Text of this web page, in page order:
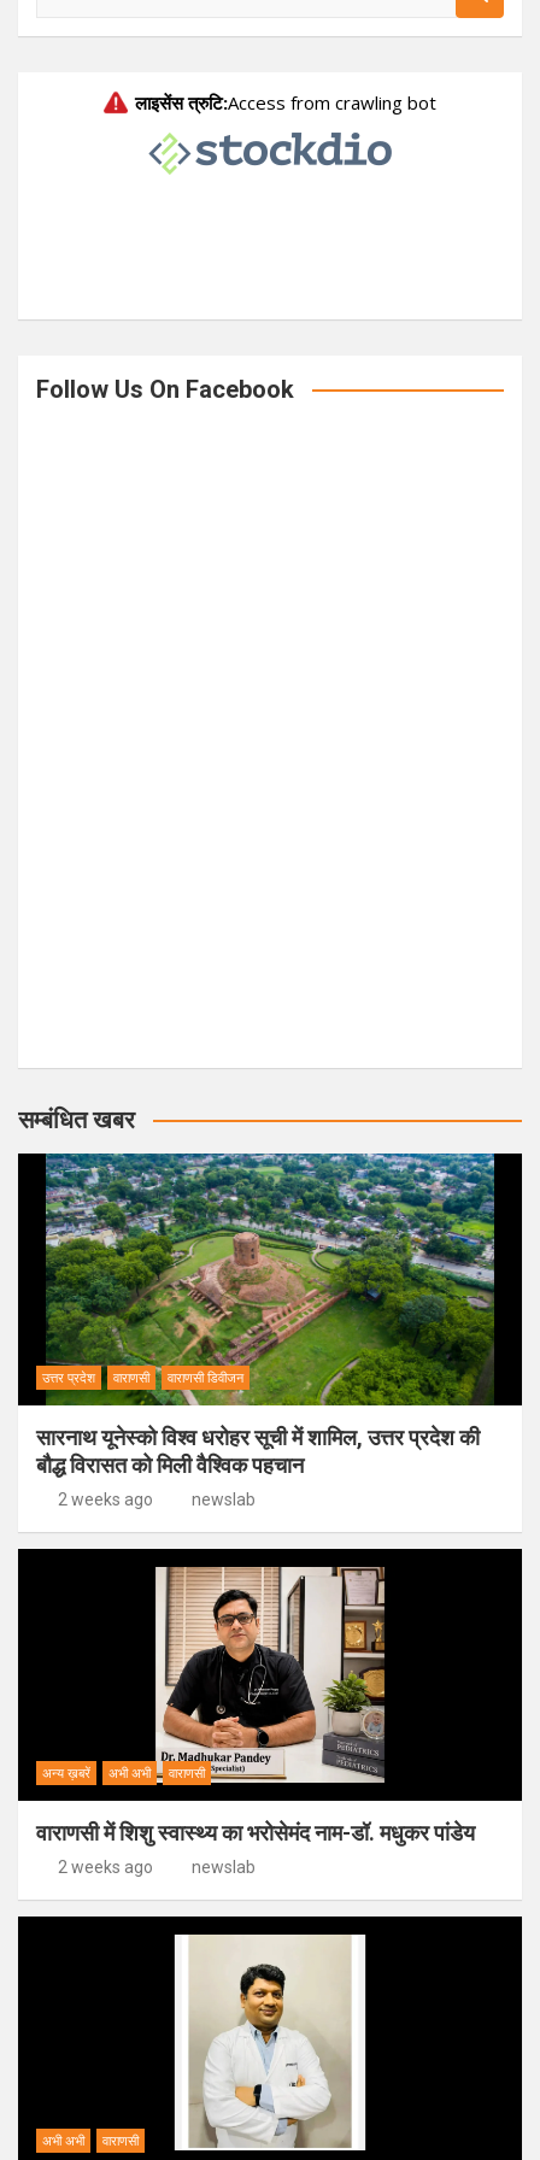
a
Follow Us On Facebook
सम्बंधित खबर
उत्तर प्रदेश वाराणसी वाराणसी डिवीजन
सारनाथ यूनेस्को विश्व धरोहर सूची में शामिल, उत्तर प्रदेश की
बौद्ध विरासत को मिली वैश्विक पहचान
2 weeks ago newslab
अन्य ख़बरें अभी अभी वाराणसी
वाराणसी में शिशु स्वास्थ्य का भरोसेमंद नाम-डॉ. मधुकर पांडेय
2 weeks ago newslab
अभी अभी वाराणसी